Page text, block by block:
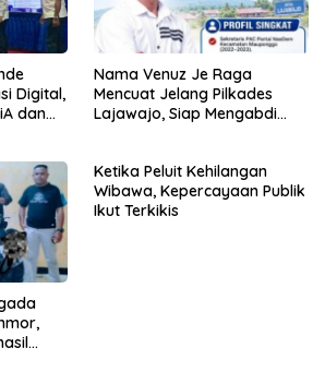
Digital,
dan
Nama Venuz Je Raga
Mencuat Jelang Pilkades
Lajawajo, Siap Mengabdi
Ketika Peluit Kehilangan
Wibawa, Kepercayaan Publik
Ikut Terkikis